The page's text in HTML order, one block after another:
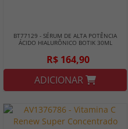
BT77129 - SÉRUM DE ALTA POTÊNCIA
ÁCIDO HIALURÔNICO BOTIK 30ML
R$ 164,90
ADICIONAR